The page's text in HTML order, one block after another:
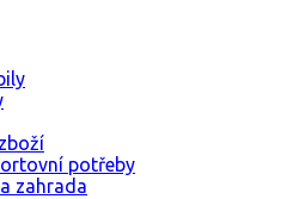
potřeby
zahrada